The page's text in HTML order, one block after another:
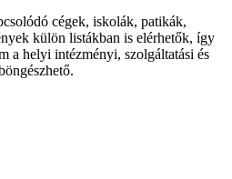
cégek, iskolák, patikák,
külön listákban is elérhetők, így
a helyi intézményi, szolgáltatási és